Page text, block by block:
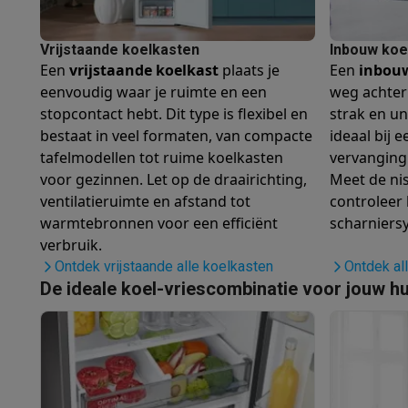
Huisdieren
Automatische voerbak Automatische kattenbak
Beauty & gezondheid
HaarverzorgingHaardrogers Krultangen
MondhygiëneElektrische tandenborstels Opzetborstels
ScherenElektrische scheerapparaten Baardtrimmers
LichaamsontharingIPL ontharingEpilatorsLadyshaves
BeautyGelaatsverzorgingLED MaskersSpiegelsHand &
MassageVoetmassageMassagestoelen Nek &
Gezondheid PersonenweegschalenBloeddrukmeters
Voor de babyBabyfoonsBorstkolven Flessenwarmers
TV, audio & foto
TV & beamers
Randapparatuur TVSoundbarsHome cinema Versterkers
Hoofdtelefoons & oortjesKoptelefoonsDraadloze
SpeakersSpeakers Bluetooth speakersSmart speakers
Muziek in huisRadio's & wekkers Platenspelers
NavigatieDashcamsGPSCoyoteGPS accessoires
TV & audio accessoiresSteunenKabels Draagbare
Vrijstaande koelkasten
Een vrijstaande koelkast plaats je
eenvoudig waar je ruimte en een
stopcontact hebt. Dit type is flexibel en
bestaat in veel formaten, van compacte
tafelmodellen tot ruime koelkasten
voor gezinnen. Let op de draairichting,
ventilatieruimte en afstand tot
warmtebronnen voor een efficiënt
verbruik.
Ontdek vrijstaande alle koelkasten
Inbouw
Een
weg
strak en
ideaal bij
Meet de
controleer
Ontdek
De ideale koel-vriescombinatie voor jouw